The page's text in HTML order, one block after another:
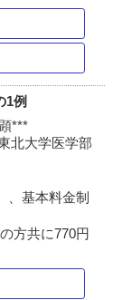
1例
***
北大学医学部
、基本料金制
方共に770円